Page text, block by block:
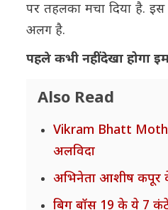
पर तहलका मचा दिया है.
अलग है.
पहले कभी नहीं देखा होगा
Also Read
Vikram Bhatt
अलविदा
अभिनेता आशीष कपूर के
बिग बॉस 19 के ये 7